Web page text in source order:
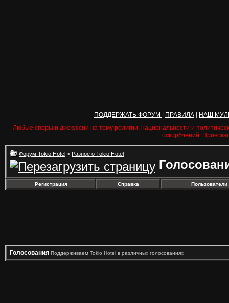
ПОДДЕРЖАТЬ ФОРУМ ПРАВИЛА
НАШ
Любые споры и дискуссии на тему религии, национальности и
оскорблений.
Форум Tokio Hotel > Разное о Tokio Hotel
Регистрация Справка Пользователи
Голосования Поддерживаем Tokio Hotel в различных голосованиях